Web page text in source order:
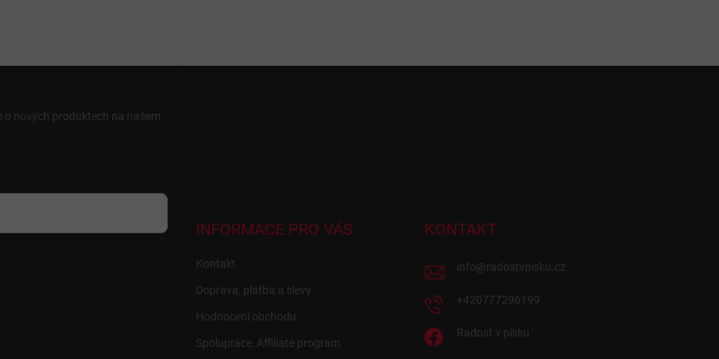
o nových produktech na našem
INFORMACE PRO VÁS
Kontakt
Doprava, platba a slevy
Hodnocení obchodu
Spolupráce, Affiliate program
KONTAKT
info@radostvpisku.cz
+420777296199
Radost v písku